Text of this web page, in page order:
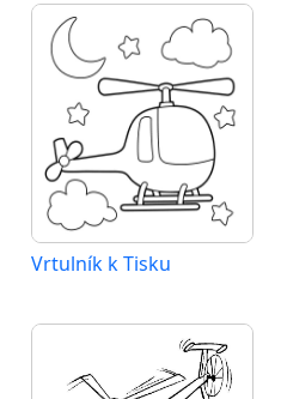
Vrtulník k Tisku